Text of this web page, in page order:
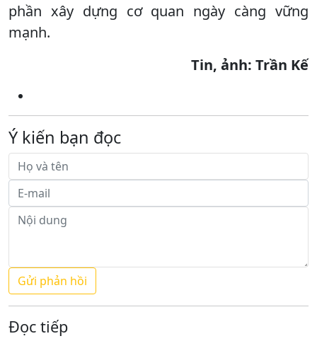
phần xây dựng cơ quan ngày càng vững
mạnh.
Tin, ảnh: Trần Kế
Ý kiến bạn đọc
Đọc tiếp